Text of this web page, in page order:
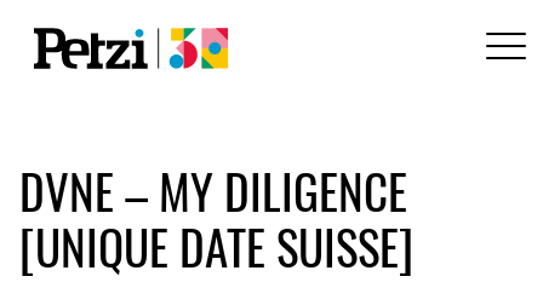
DVNE – MY DILIGENCE
[UNIQUE DATE SUISSE]